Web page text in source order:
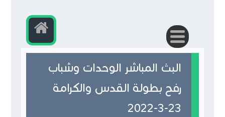
البث المباشر الوحدات وشباب
رفح بطولة القدس والكرامة
23-3-2022